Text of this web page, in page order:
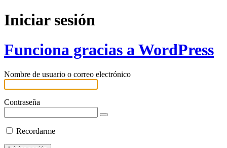
Iniciar sesión
Funciona gracias a WordPress
Nombre de usuario o correo electrónico
Contraseña
Recordarme